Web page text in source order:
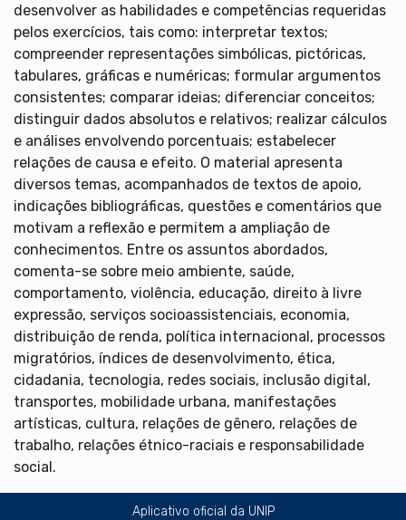
desenvolver as habilidades e competências requeridas
pelos exercícios, tais como: interpretar textos;
compreender representações simbólicas, pictóricas,
tabulares, gráficas e numéricas; formular argumentos
consistentes; comparar ideias; diferenciar conceitos;
distinguir dados absolutos e relativos; realizar cálculos
e análises envolvendo porcentuais; estabelecer
relações de causa e efeito. O material apresenta
diversos temas, acompanhados de textos de apoio,
indicações bibliográficas, questões e comentários que
motivam a reflexão e permitem a ampliação de
conhecimentos. Entre os assuntos abordados,
comenta-se sobre meio ambiente, saúde,
comportamento, violência, educação, direito à livre
expressão, serviços socioassistenciais, economia,
distribuição de renda, política internacional, processos
migratórios, índices de desenvolvimento, ética,
cidadania, tecnologia, redes sociais, inclusão digital,
transportes, mobilidade urbana, manifestações
artísticas, cultura, relações de gênero, relações de
trabalho, relações étnico-raciais e responsabilidade
social.
Aplicativo oficial da UNIP